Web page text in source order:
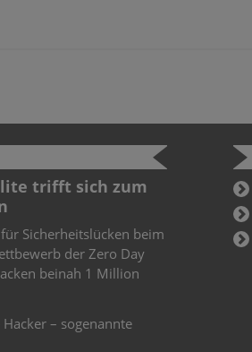
Challenge
Studenten können bei der
Challenge teilnehmen.
hervorgeht, ist
Teams für die